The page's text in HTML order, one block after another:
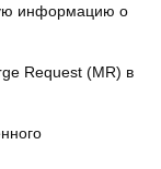
информацию о
Request (MR) в